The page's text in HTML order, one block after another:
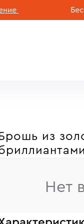
Брошь из
Нет